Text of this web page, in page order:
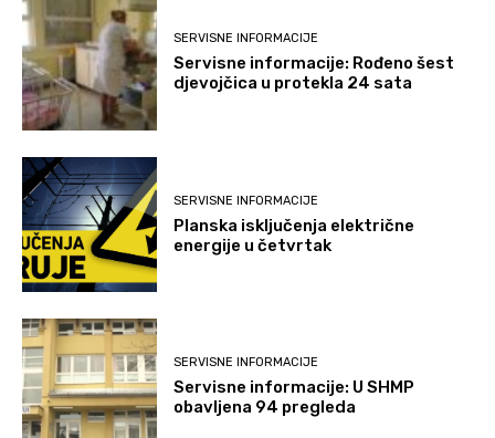
SERVISNE INFORMACIJE
Servisne informacije: Rođeno šest
djevojčica u protekla 24 sata
SERVISNE INFORMACIJE
Planska isključenja električne
energije u četvrtak
SERVISNE INFORMACIJE
Servisne informacije: U SHMP
obavljena 94 pregleda